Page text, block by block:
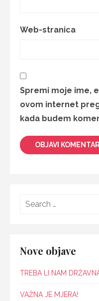
Web-stranica
Spremi moje ime,
ovom internet
kada budem
Nove objave
TREBA LI NAM
VAŽNA JE MJERA!